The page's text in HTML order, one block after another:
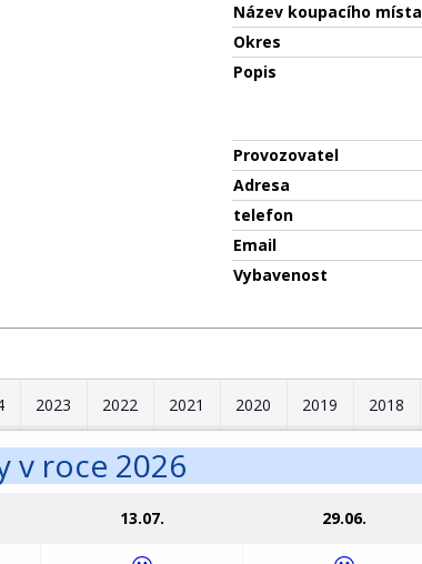
Název koupacího místa
Okres
Popis
Provozovatel
Adresa
telefon
Email
Vybavenost
2023 2022 2021 2020 2019 2018
v roce 2026
13.07. 29.06.